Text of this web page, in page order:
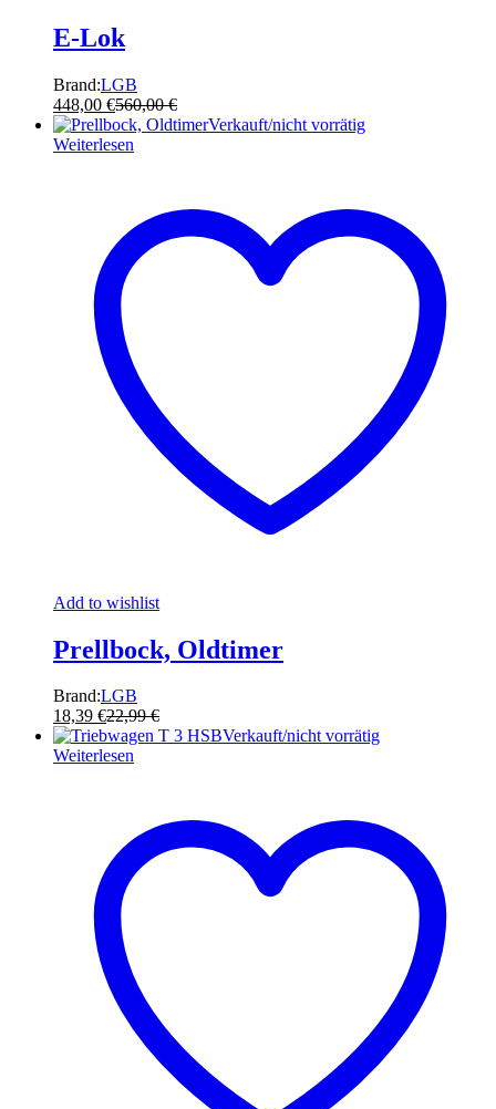
E-Lok
Brand:LGB
448,00 €560,00€
Verkauft/nicht vorrätig
Weiterlesen
Add to wishlist
Prellbock, Oldtimer
Brand:LGB
18,39 €22,99€
Verkauft/nicht vorrätig
Weiterlesen